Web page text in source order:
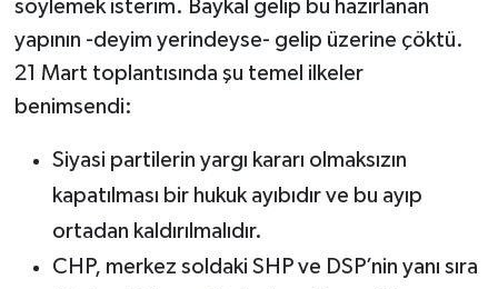
söylemek isterim. Baykal gelip bu hazırlanan
yapının -deyim yerindeyse- gelip üzerine çöktü.
21 Mart toplantısında şu temel ilkeler
benimsendi:
Siyasi partilerin yargı kararı olmaksızın
kapatılması bir hukuk ayıbıdır ve bu ayıp
ortadan kaldırılmalıdır.
CHP, merkez soldaki SHP ve DSP’nin yanı sıra